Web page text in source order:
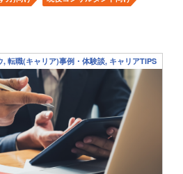
, 転職(キャリア)事例・体験談, キャリアTIPS